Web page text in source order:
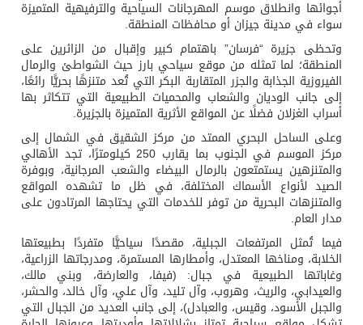
أجوائها وانطلاق موسم المهرجانات السياحية والترفيهية المتميزة
سواء في مدينة جيزان أو محافظات المنطقة.
وتحظى جزيرة “فرسان” باهتمام كبير وإقبال من الزائرين على
المنطقة؛ لما تمثله من موقع سياحي بارز حيث الشواطئ والرمال
الفيروزية الجذابة والجزر المتقاربة البكر التي تُعد متنزهًا بحريًّا رائعًا،
إلى جانب الوديان والشعاب والمحميات الطبيعية التي تتكاثر بها
أسراب الغزلان فضلًا عن المواقع الأثرية المتميزة بالجزيرة.
وعلى الساحل البحري الممتد من مركز الشقيق في الشمال إلى
مركز الموسم في الجنوب بما يقارب 250 كيلومترًا، تجد الأهالي
والمتنزهين يستمتعون بالرمال البيضاء والشعب المرجانية، وبوفرة
الصيد لأنواع الأسماك المختلفة، في ظل ما تشهده المواقع
والمتنزهات البحرية من توفر للخدمات التي يحتاجها المرتادون على
مدار العام.
فيما تُمثل المرتفعات الجبلية، مقصدًا سياحيًّا متفردًا بطبيعتها
الخلابة، ومناخها المعتدل، وأمطارها المستمرة، ومدرجاتها الزراعية،
وغاباتها الطبيعية في جبال: (فيفا، والعارضة، وبني مالك،
والعيدابي، والريث، وهروب، وآل تليد، وآل علي، وآل خالد، والحشر،
والجبل الأسود، وقيس، والعبادل)، إلى جانب العديد من الجبال التي